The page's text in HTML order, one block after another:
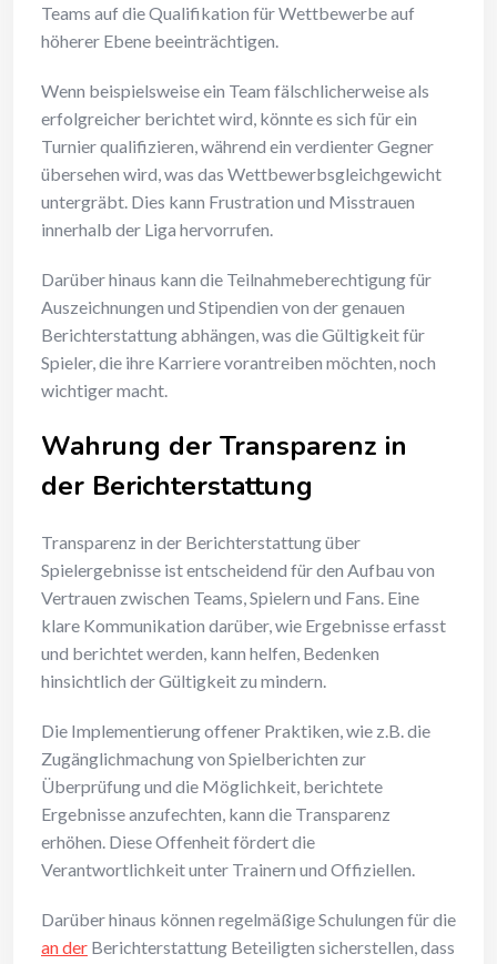
Teams auf die Qualifikation für Wettbewerbe auf
höherer Ebene beeinträchtigen.
Wenn beispielsweise ein Team fälschlicherweise als
erfolgreicher berichtet wird, könnte es sich für ein
Turnier qualifizieren, während ein verdienter Gegner
übersehen wird, was das Wettbewerbsgleichgewicht
untergräbt. Dies kann Frustration und Misstrauen
innerhalb der Liga hervorrufen.
Darüber hinaus kann die Teilnahmeberechtigung für
Auszeichnungen und Stipendien von der genauen
Berichterstattung abhängen, was die Gültigkeit für
Spieler, die ihre Karriere vorantreiben möchten, noch
wichtiger macht.
Wahrung der Transparenz in
der Berichterstattung
Transparenz in der Berichterstattung über
Spielergebnisse ist entscheidend für den Aufbau von
Vertrauen zwischen Teams, Spielern und Fans. Eine
klare Kommunikation darüber, wie Ergebnisse erfasst
und berichtet werden, kann helfen, Bedenken
hinsichtlich der Gültigkeit zu mindern.
Die Implementierung offener Praktiken, wie z.B. die
Zugänglichmachung von Spielberichten zur
Überprüfung und die Möglichkeit, berichtete
Ergebnisse anzufechten, kann die Transparenz
erhöhen. Diese Offenheit fördert die
Verantwortlichkeit unter Trainern und Offiziellen.
Darüber hinaus können regelmäßige Schulungen für die
an der Berichterstattung Beteiligten sicherstellen, dass